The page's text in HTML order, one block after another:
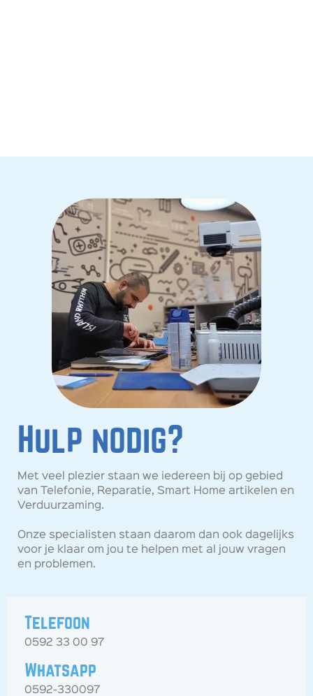
Hulp nodig?
Met veel plezier staan we iedereen bij op gebied
van Telefonie, Reparatie, Smart Home artikelen en
Verduurzaming.
Onze specialisten staan daarom dan ook dagelijks
voor je klaar om jou te helpen met al jouw vragen
en problemen.
Telefoon
0592 33 00 97
Whatsapp
0592-330097